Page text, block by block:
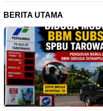
BERITA UTAMA